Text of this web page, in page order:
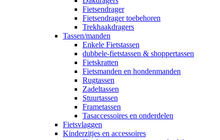
Fietsendrager
Fietsendrager toebehoren
Trekhaakdragers
Tassen/manden
Enkele Fietstassen
dubbele-fietstassen & shoppertassen
Fietskratten
Fietsmanden en hondenmanden
Rugtassen
Zadeltassen
Stuurtassen
Frametassen
Tasaccessoires en onderdelen
Fietsvlaggen
Kinderzitjes en accessoires